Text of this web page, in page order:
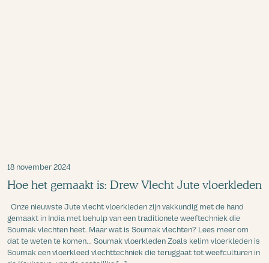
18 november 2024
Hoe het gemaakt is: Drew Vlecht Jute vloerkleden
Onze nieuwste Jute vlecht vloerkleden zijn vakkundig met de hand
gemaakt in India met behulp van een traditionele weeftechniek die
Soumak vlechten heet. Maar wat is Soumak vlechten? Lees meer om
dat te weten te komen... Soumak vloerkleden Zoals kelim vloerkleden is
Soumak een vloerkleed vlechttechniek die teruggaat tot weefculturen in